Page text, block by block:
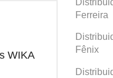
WIKA
Ferreira
Fênix